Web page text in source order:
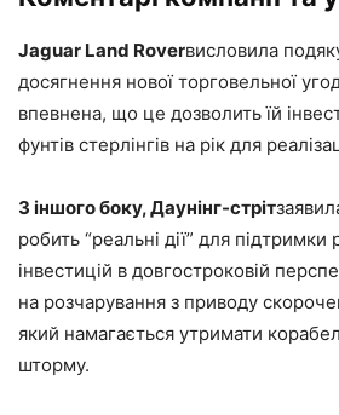
Jaguar Land Roverвисловила
досягнення нової торговельної
впевнена, що це дозволить їй
фунтів стерлінгів на рік для
З іншого боку, Даунінг-стріт
робить “реальні дії” для
інвестицій в довгостроковій
на розчарування з приводу
який намагається утримати
шторму.